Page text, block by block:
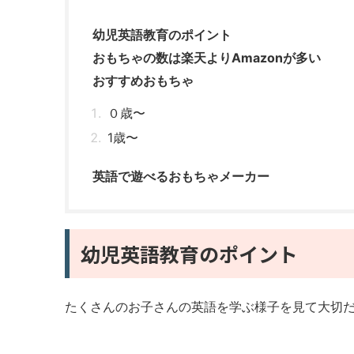
幼児英語教育のポイント
おもちゃの数は楽天よりAmazonが多い
おすすめおもちゃ
０歳〜
1歳〜
英語で遊べるおもちゃメーカー
幼児英語教育のポイント
たくさんのお子さんの英語を学ぶ様子を見て大切